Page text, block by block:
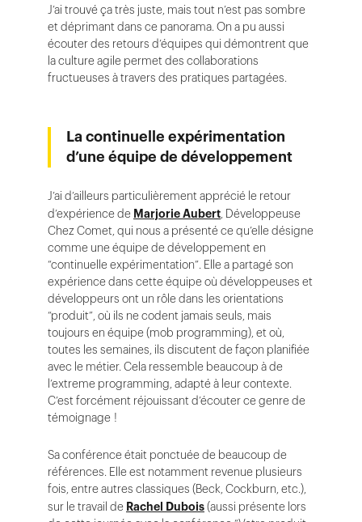
J’ai trouvé ça très juste, mais tout n’est pas sombre
et déprimant dans ce panorama. On a pu aussi
écouter des retours d’équipes qui démontrent que
la culture agile permet des collaborations
fructueuses à travers des pratiques partagées.
La continuelle expérimentation
d’une équipe de développement
J’ai d’ailleurs particulièrement apprécié le retour
d’expérience de Marjorie Aubert, Développeuse
Chez Comet, qui nous a présenté ce qu’elle désigne
comme une équipe de développement en
“continuelle expérimentation”. Elle a partagé son
expérience dans cette équipe où développeuses et
développeurs ont un rôle dans les orientations
“produit”, où ils ne codent jamais seuls, mais
toujours en équipe (mob programming), et où,
toutes les semaines, ils discutent de façon planifiée
avec le métier. Cela ressemble beaucoup à de
l’extreme programming, adapté à leur contexte.
C’est forcément réjouissant d’écouter ce genre de
témoignage !
Sa conférence était ponctuée de beaucoup de
références. Elle est notamment revenue plusieurs
fois, entre autres classiques (Beck, Cockburn, etc.),
sur le travail de Rachel Dubois(aussi présente lors